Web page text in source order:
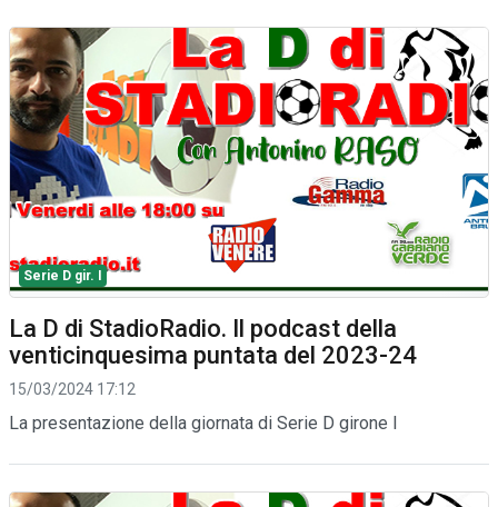
Serie D gir. I
La D di StadioRadio. Il podcast della
venticinquesima puntata del 2023-24
15/03/2024 17:12
La presentazione della giornata di Serie D girone I